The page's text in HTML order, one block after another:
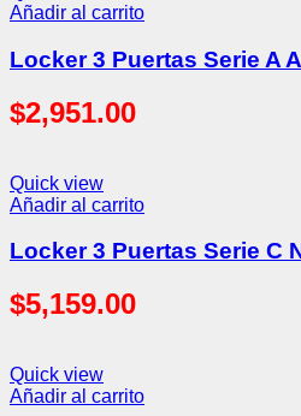
Añadir al carrito
Locker 3 Puertas Serie A
$2,951.00
Quick view
Añadir al carrito
Locker 3 Puertas Serie C
$5,159.00
Quick view
Añadir al carrito